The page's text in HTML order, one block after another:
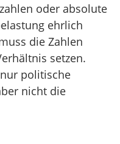
oder absolute
ehrlich
die Zahlen
setzen.
politische
nicht die